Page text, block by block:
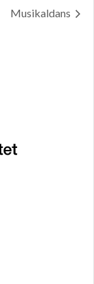
Musikaldans